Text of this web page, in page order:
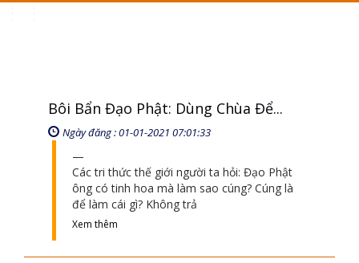
Bôi Bẩn Đạo Phật: Dùng Chùa Để...
Ngày đăng : 01-01-2021 07:01:33
Các tri thức thế giới người ta hỏi: Đạo Phật
ông có tinh hoa mà làm sao cúng? Cúng là
để làm cái gì? Không trả
Xem thêm